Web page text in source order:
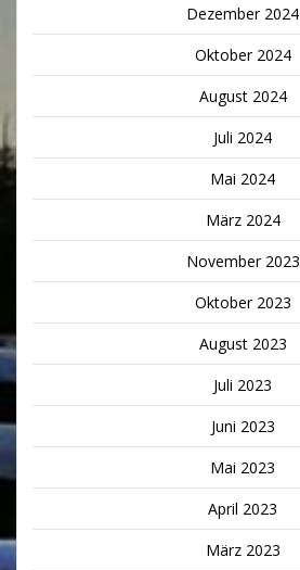
Dezember 2024
Oktober 2024
August 2024
Juli 2024
Mai 2024
März 2024
November 2023
Oktober 2023
August 2023
Juli 2023
Juni 2023
Mai 2023
April 2023
März 2023